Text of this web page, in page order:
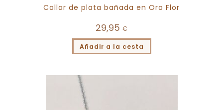
Collar de plata bañada en Oro Flor
29,95 €
Añadir a la cesta